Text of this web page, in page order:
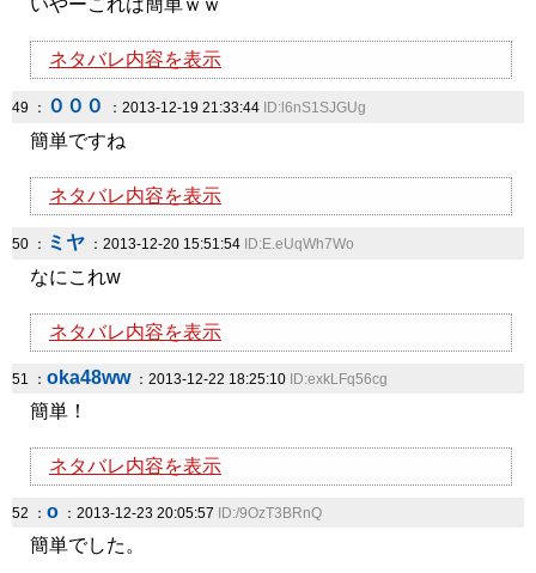
いやーこれは簡単ｗｗ
ネタバレ内容を表示
49 ： ０００ ：2013-12-19 21:33:44 ID:l6nS1SJGUg
簡単ですね
ネタバレ内容を表示
50 ： ミヤ ：2013-12-20 15:51:54 ID:E.eUqWh7Wo
なにこれw
ネタバレ内容を表示
51 ： oka48ww：2013-12-22 18:25:10 ID:exkLFq56cg
簡単！
ネタバレ内容を表示
52 ： o ：2013-12-23 20:05:57 ID:/9OzT3BRnQ
簡単でした。